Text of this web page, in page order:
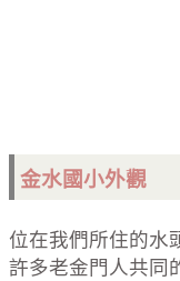
金水國小外觀
位在我們所住的水
許多老金門人共同